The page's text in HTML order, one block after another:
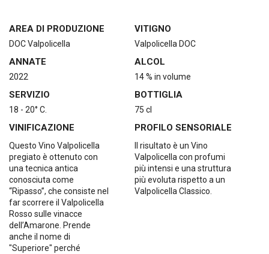
AREA DI PRODUZIONE
DOC Valpolicella
VITIGNO
Valpolicella DOC
ANNATE
2022
ALCOL
14 % in volume
SERVIZIO
18 - 20° C.
BOTTIGLIA
75 cl
VINIFICAZIONE
Questo Vino Valpolicella
pregiato è ottenuto con
una tecnica antica
conosciuta come
“Ripasso”, che consiste nel
far scorrere il Valpolicella
Rosso sulle vinacce
dell’Amarone. Prende
anche il nome di
"Superiore" perché
PROFILO SENSORIALE
Il risultato è un Vino
Valpolicella con profumi
più intensi e una struttura
più evoluta rispetto a un
Valpolicella Classico.